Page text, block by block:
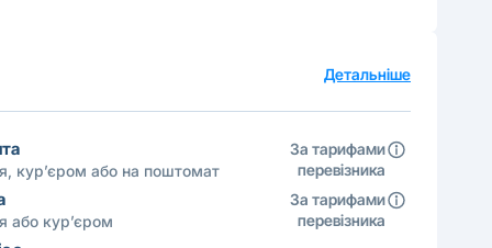
Детальніше
кур’єром або на поштомат
За тарифами
перевізника
або кур’єром
За тарифами
перевізника